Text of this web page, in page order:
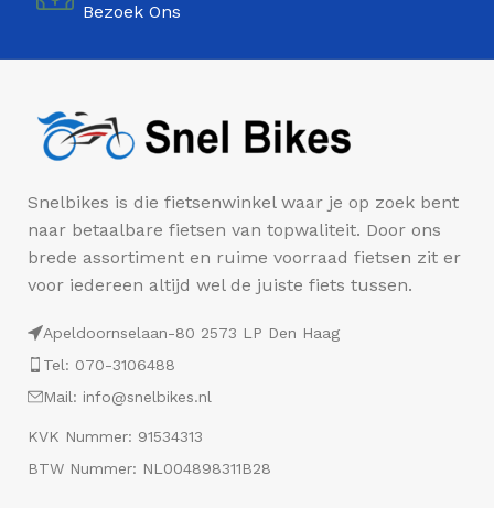
Bezoek Ons
Snelbikes is die fietsenwinkel waar je op zoek bent
naar betaalbare fietsen van topwaliteit. Door ons
brede assortiment en ruime voorraad fietsen zit er
voor iedereen altijd wel de juiste fiets tussen.
Apeldoornselaan-80 2573 LP Den Haag
Tel: 070-3106488
Mail: info@snelbikes.nl
KVK Nummer: 91534313
BTW Nummer: NL004898311B28